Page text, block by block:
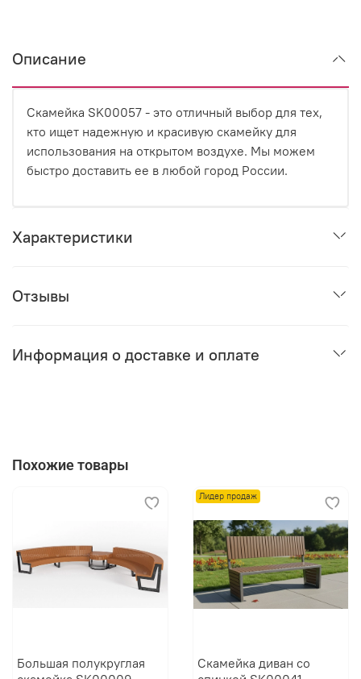
Описание
Скамейка SK00057 - это отличный выбор для тех,
кто ищет надежную и красивую скамейку для
использования на открытом воздухе. Мы можем
быстро доставить ее в любой город России.
Характеристики
Отзывы
Информация о доставке и оплате
Похожие товары
Большая полукруглая
Лидер продаж
Скамейка диван со